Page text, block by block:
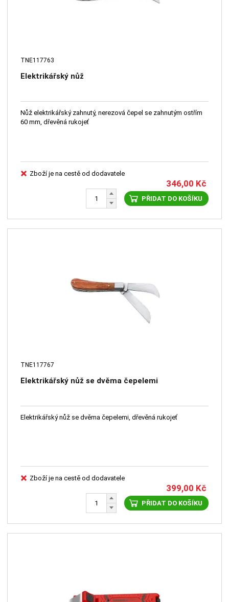
TNE117763
Elektrikářský nůž
Nůž elektrikářský zahnutý, nerezová čepel se zahnutým ostřím
60 mm, dřevěná rukojeť
Zboží je na cestě od dodavatele
346,00 Kč
PŘIDAT DO KOŠÍKU
TNE117767
Elektrikářský nůž se dvěma čepelemi
Elektrikářský nůž se dvěma čepelemi, dřevěná rukojeť
Zboží je na cestě od dodavatele
399,00 Kč
PŘIDAT DO KOŠÍKU